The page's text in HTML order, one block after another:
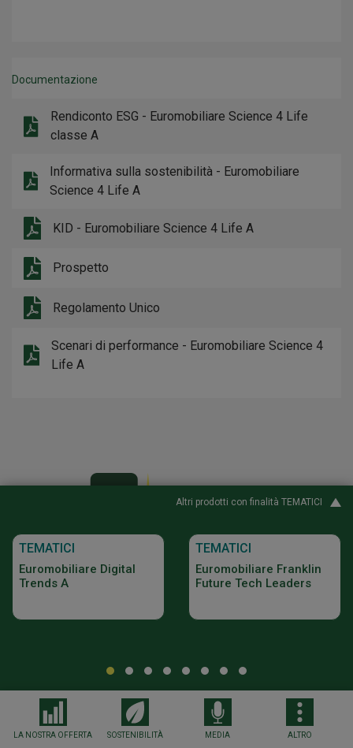
LA NOSTRA OFFERTA SOSTENIBILITÀ MEDIA ALTRO
Documentazione
Rendiconto ESG - Euromobiliare Science 4 Life
classe A
Informativa sulla sostenibilità - Euromobiliare
Science 4 Life A
KID - Euromobiliare Science 4 Life A
Prospetto
Regolamento Unico
Scenari di performance - Euromobiliare Science 4
Life A
Altri prodotti con finalità TEMATICI
TEMATICI
Euromobiliare Digital
Trends A
TEMATICI
Euromobiliare Franklin
Future Tech Leaders
Sigillo rilasciato dall’Istituto Tedesco ITQF a fronte di un